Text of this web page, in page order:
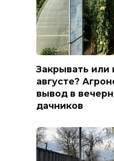
Закрывать или
августе?
вывод в
дачников